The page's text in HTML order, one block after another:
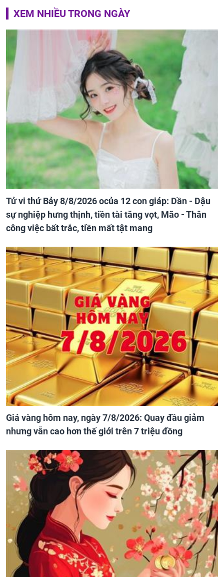
XEM NHIỀU TRONG NGÀY
Tử vi thứ Bảy 8/8/2026 ocủa 12 con giáp: Dần - Dậu
sự nghiệp hưng thịnh, tiền tài tăng vọt, Mão - Thân
công việc bất trắc, tiền mất tật mang
Giá vàng hôm nay, ngày 7/8/2026: Quay đầu giảm
nhưng vẫn cao hơn thế giới trên 7 triệu đồng